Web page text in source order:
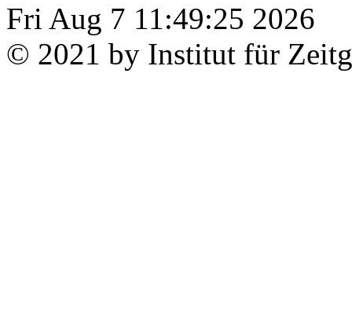
Fri Aug 7 11:49:25 2026
© 2021 by Institut für